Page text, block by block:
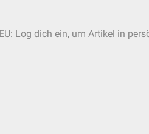
Log dich ein, um Artikel in